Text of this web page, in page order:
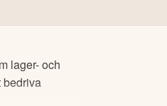
för
du vill köpa
lager- och
bedriva